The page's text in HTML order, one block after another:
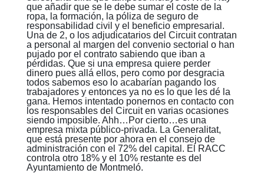
que añadir que se le debe sumar el coste de la
ropa, la formación, la póliza de seguro de
responsabilidad civil y el beneficio empresarial.
Una de 2, o los adjudicatarios del Circuit contratan
a personal al margen del convenio sectorial o han
pujado por el contrato sabiendo que iban a
pérdidas. Que si una empresa quiere perder
dinero pues allá ellos, pero como por desgracia
todos sabemos eso lo acabarían pagando los
trabajadores y entonces ya no es lo que les dé la
gana. Hemos intentado ponernos en contacto con
los responsables del Circuit en varias ocasiones
siendo imposible. Ahh…Por cierto…es una
empresa mixta público-privada. La Generalitat,
que está presente por ahora en el consejo de
administración con el 72% del capital. El RACC
controla otro 18% y el 10% restante es del
Ayuntamiento de Montmeló.